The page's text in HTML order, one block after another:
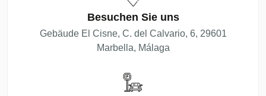
Besuchen Sie uns
Gebäude El Cisne, C. del Calvario, 6, 29601
Marbella, Málaga